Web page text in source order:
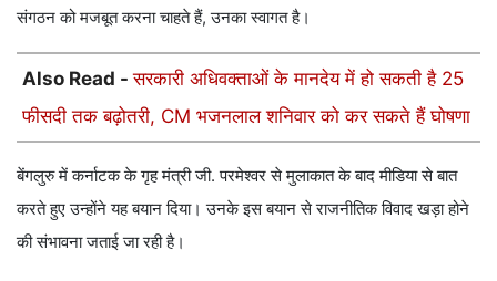
संगठन को मजबूत करना चाहते हैं, उनका स्वागत है।
Also Read -सरकारी अधिवक्ताओं के मानदेय में हो सकती है 25
फीसदी तक बढ़ोतरी, CM भजनलाल शनिवार को कर सकते हैं घोषणा
बेंगलुरु में कर्नाटक के गृह मंत्री जी. परमेश्वर से मुलाकात के बाद मीडिया से बात
करते हुए उन्होंने यह बयान दिया। उनके इस बयान से राजनीतिक विवाद खड़ा होने
की संभावना जताई जा रही है।